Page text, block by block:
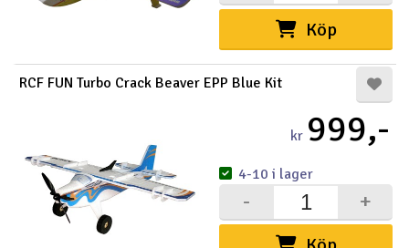
Köp
RCF FUN Turbo Crack Beaver EPP Blue Kit
kr 999,-
+
-
4-10 i lager